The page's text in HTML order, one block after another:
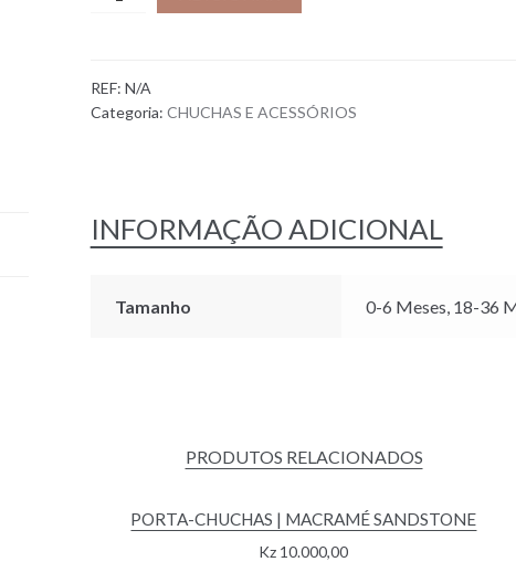
CORNFLOWER
REF: N/A
Categoria: CHUCHAS E ACESSÓRIOS
INFORMAÇÃO ADICIONAL
Tamanho 0-6 Meses, 18-36
PRODUTOS RELACIONADOS
PORTA-CHUCHAS | MACRAMÉ SANDSTONE
Kz 10.000,00